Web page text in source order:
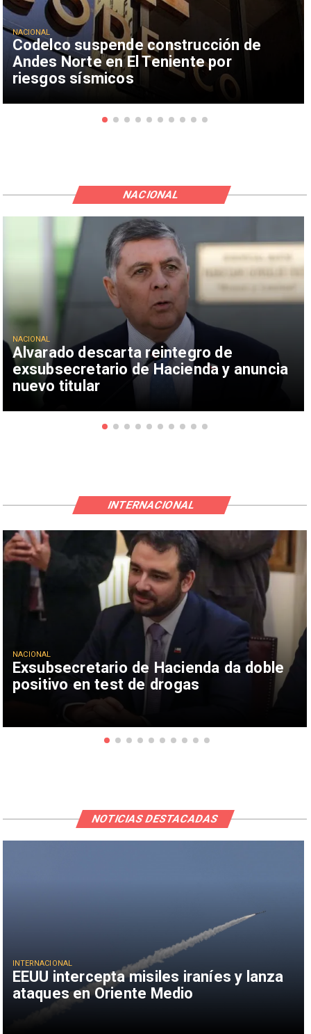
Codelco suspende construcción de
Andes Norte en El Teniente por
riesgos sísmicos
NACIONAL
Alvarado descarta reintegro de
exsubsecretario de Hacienda y anuncia
nuevo titular
NACIONAL
NACIONAL
Exsubsecretario de Hacienda da doble
positivo en test de drogas
NACIONAL
INTERNACIONAL
EEUU intercepta misiles iraníes y lanza
ataques en Oriente Medio
INTERNACIONAL
NOTICIAS DESTACADAS